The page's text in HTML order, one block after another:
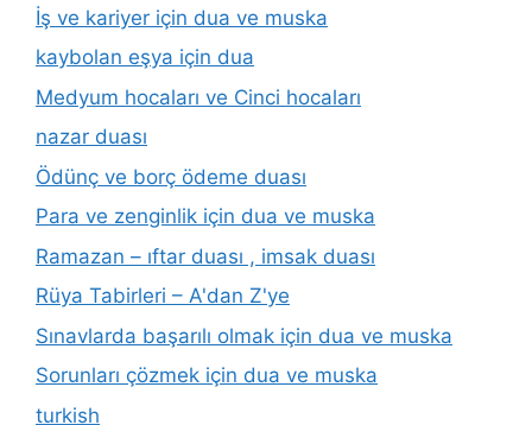
İş ve kariyer için dua ve muska
kaybolan eşya için dua
Medyum hocaları ve Cinci hocaları
nazar duası
Ödünç ve borç ödeme duası
Para ve zenginlik için dua ve muska
Ramazan – ıftar duası , imsak duası
Rüya Tabirleri – A'dan Z'ye
Sınavlarda başarılı olmak için dua ve muska
Sorunları çözmek için dua ve muska
turkish